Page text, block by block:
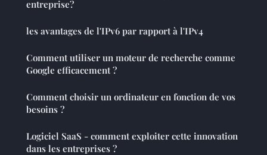
entreprise?
les avantages de l'IPv6 par rapport à l'IPv4
Comment utiliser un moteur de recherche comme
Google efficacement ?
Comment choisir un ordinateur en fonction de vos
besoins ?
Logiciel SaaS - comment exploiter cette innovation
dans les entreprises ?